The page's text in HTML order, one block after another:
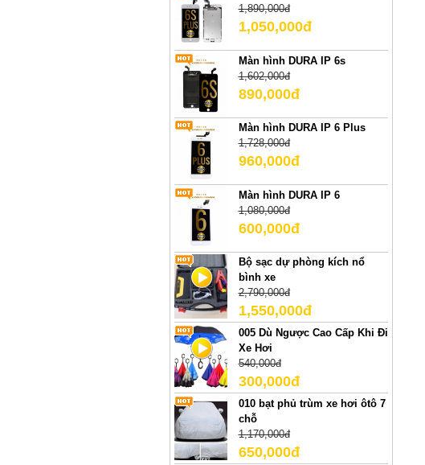
1,890,000đ
1,050,000đ
Màn hình DURA IP 6s
1,602,000đ
890,000đ
Màn hình DURA IP 6 Plus
1,728,000đ
960,000đ
Màn hình DURA IP 6
1,080,000đ
600,000đ
Bộ sạc dự phòng kích nổ
bình xe
2,790,000đ
1,550,000đ
005 Dù Ngược Cao Cấp Khi Đi
Xe Hơi
540,000đ
300,000đ
010 bạt phủ trùm xe hơi ôtô 7
chỗ
1,170,000đ
650,000đ